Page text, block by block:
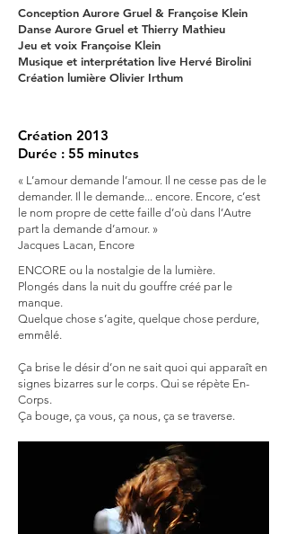
Conception Aurore Gruel & Françoise Klein
Danse Aurore Gruel et Thierry Mathieu
Jeu et voix Françoise Klein
Musique et interprétation live Hervé Birolini
Création lumière Olivier Irthum
Création 2013
Durée : 55 minutes
« L’amour demande l’amour. Il ne cesse pas de le
demander. Il le demande... encore. Encore, c’est
le nom propre de cette faille d’où dans l’Autre
part la demande d’amour. »
Jacques Lacan, Encore
ENCORE ou la nostalgie de la lumière.
Plongés dans la nuit du gouffre créé par le
manque.
Quelque chose s’agite, quelque chose perdure,
emmêlé.
Ça brise le désir d’on ne sait quoi qui apparaît en
signes bizarres sur le corps. Qui se répète En-
Corps.
Ça bouge, ça vous, ça nous, ça se traverse.